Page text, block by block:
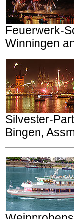
Feuerwerk-
Winningen
Silvester-
Bingen,